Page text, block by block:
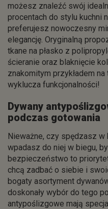
możesz znaleźć swój
procentach do stylu kuchni
preferujesz nowoczesny
elegancję. Oryginalną
tkane na płasko z
ścieranie oraz blaknięcie
znakomitym przykładem
wyklucza funkcjonalności!
Dywany
podczas gotowania
Nieważne, czy spędzasz w
wpadasz do niej w biegu,
bezpieczeństwo to
chcą zadbać o siebie i
bogaty asortyment
doskonały wybór do tego
antypoślizgowe mają